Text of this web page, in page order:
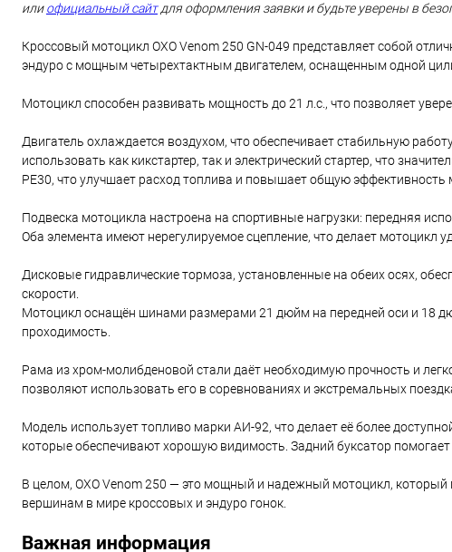
илиофициальный сайтдля оформления заявки и будьте уверены в
Кроссовый мотоцикл OXO Venom 250 GN-049 представляет собой
эндуро с мощным четырехтактным двигателем, оснащенным одной
Мотоцикл способен развивать мощность до 21 л.с., что позволяет
Двигатель охлаждается воздухом, что обеспечивает стабильную
использовать как кикстартер, так и электрический стартер, что
PE30, что улучшает расход топлива и повышает общую эффективность
Подвеска мотоцикла настроена на спортивные нагрузки: передняя
Оба элемента имеют нерегулируемое сцепление, что делает мотоцикл
Дисковые гидравлические тормоза, установленные на обеих осях,
скорости.
Мотоцикл оснащён шинами размерами 21 дюйм на передней оси и 18
проходимость.
Рама из хром-молибденовой стали даёт необходимую прочность и
позволяют использовать его в соревнованиях и экстремальных
Модель использует топливо марки АИ-92, что делает её более
которые обеспечивают хорошую видимость. Задний буксатор
В целом, OXO Venom 250 — это мощный и надежный мотоцикл,
вершинам в мире кроссовых и эндуро гонок.
Важная информация